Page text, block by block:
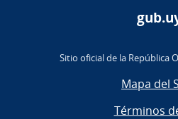
Sitio oficial de la República
Mapa del
Términos